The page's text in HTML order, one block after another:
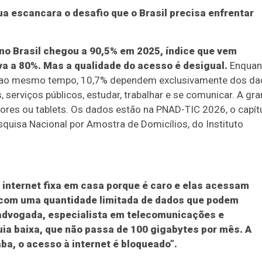
escancara o desafio que o Brasil precisa enfrentar
Brasil chegou a 90,5% em 2025, índice que vem
a 80%. Mas a qualidade do acesso é desigual.
mesmo tempo, 10,7% dependem exclusivamente dos
públicos, estudar, trabalhar e se comunicar. A
ou tablets. Os dados estão na PNAD-TIC 2026, o
Nacional por Amostra de Domicílios, do Instituto
fixa em casa porque é caro e elas acessam
uma quantidade limitada de dados que podem
especialista em telecomunicações e
baixa, que não passa de 100 gigabytes por mês. A
o acesso à internet é bloqueado”.